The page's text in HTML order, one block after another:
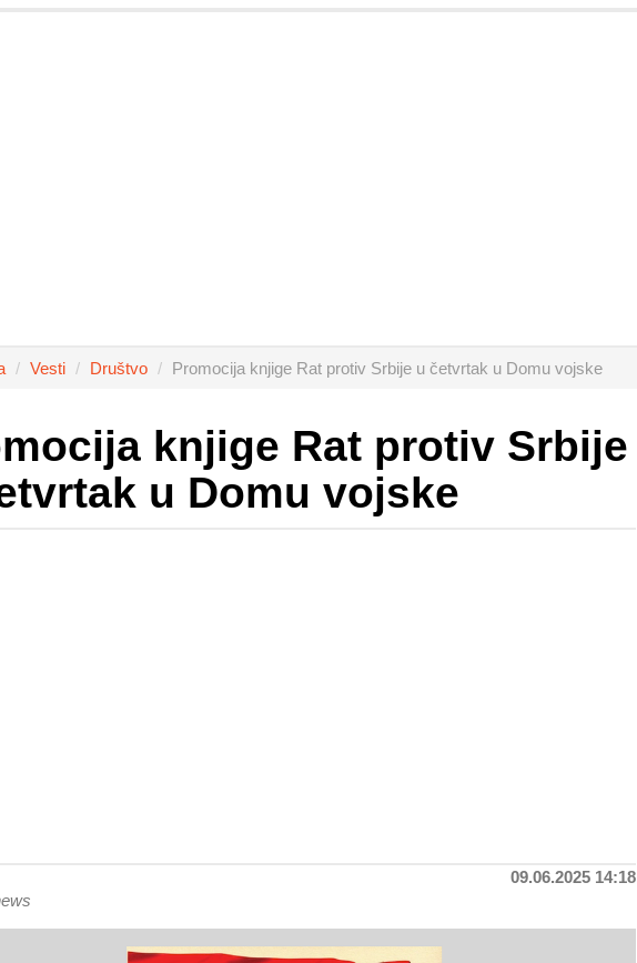
Vesti Društvo Promocija knjige Rat protiv Srbije u četvrtak u Domu vojske
knjige Rat protiv Srbije
u Domu vojske
09.06.2025 14:18